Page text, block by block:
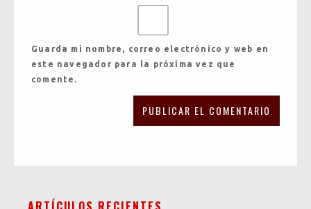
Guarda mi nombre, correo electrónico y web en
este navegador para la próxima vez que
comente.